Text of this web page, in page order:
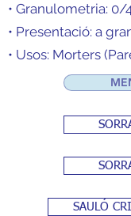
• Granulometria: 0/
• Presentació: a
• Usos: Morters
SAULÓ